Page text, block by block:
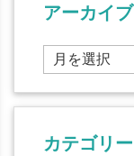
アーカイブ
ア
ー
カ
イ
カテゴリー